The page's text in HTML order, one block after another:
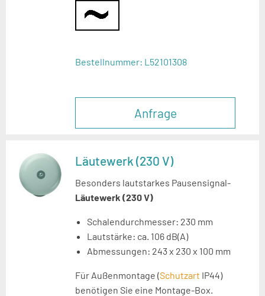
Bestellnummer: L52101308
Anfrage
Läutewerk (230 V)
Besonders lautstarkes Pausensignal-
Läutewerk (230 V)
Schalendurchmesser: 230 mm
Lautstärke: ca. 106 dB(A)
Abmessungen: 243 x 230 x 100 mm
Für Außenmontage (Schutzart IP44)
benötigen Sie eine Montage-Box.